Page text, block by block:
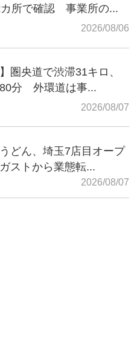
所で確認 事業所の...
2026/08/06
】圏央道で渋滞31キロ、
分 外環道は事...
2026/08/07
どん、埼玉7店目オープ
ストから業態転...
2026/08/07